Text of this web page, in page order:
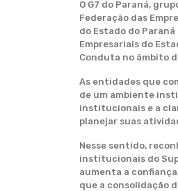
O G7 do Paraná,
Federação das
do Estado do Paraná
Empresariais do
Conduta no âmbito
As entidades que
de um ambiente
institucionais e a
planejar suas
Nesse sentido,
institucionais do
aumenta a
que a consolidação